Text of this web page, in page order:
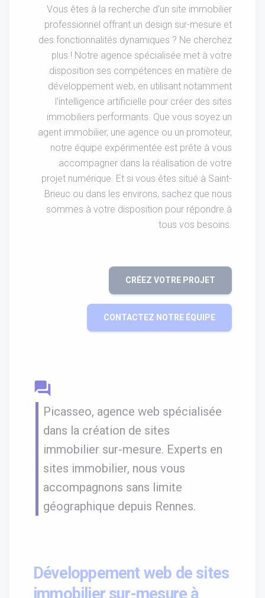
Vous êtes à la recherche d'un site immobilier
professionnel offrant un design sur-mesure et
des fonctionnalités dynamiques ? Ne cherchez
plus ! Notre agence spécialisée met à votre
disposition ses compétences en matière de
développement web, en utilisant notamment
l'intelligence artificielle pour créer des sites
immobiliers performants. Que vous soyez un
agent immobilier, une agence ou un promoteur,
notre équipe expérimentée est prête à vous
accompagner dans la réalisation de votre
projet numérique. Et si vous êtes situé à Saint-
Brieuc ou dans les environs, sachez que nous
sommes à votre disposition pour répondre à
tous vos besoins.
CRÉEZ VOTRE PROJET
CONTACTEZ NOTRE ÉQUIPE
question_answer
Picasseo, agence web spécialisée
dans la création de sites
immobilier sur-mesure. Experts en
sites immobilier, nous vous
accompagnons sans limite
géographique depuis Rennes.
Développement web de sites
immobilier sur-mesure à